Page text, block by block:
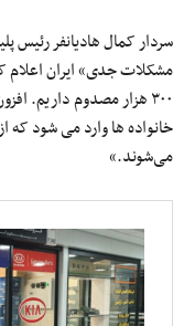
سردار کمال هادیانفر رئیس
۳۰۰ هزار مصدوم داریم.
می‌شوند.»